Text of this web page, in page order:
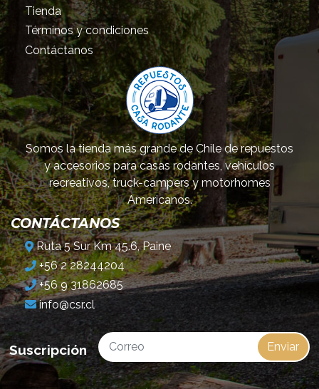
Tienda
Términos y condiciones
Contáctanos
Somos la tienda más grande de Chile de repuestos
y accesorios para casas rodantes, vehículos
recreativos, truck-campers y motorhomes
Americanos.
CONTÁCTANOS
Ruta 5 Sur Km 45.6, Paine
+56 2 28244204
+56 9 31862685
info@csr.cl
Suscripción Enviar